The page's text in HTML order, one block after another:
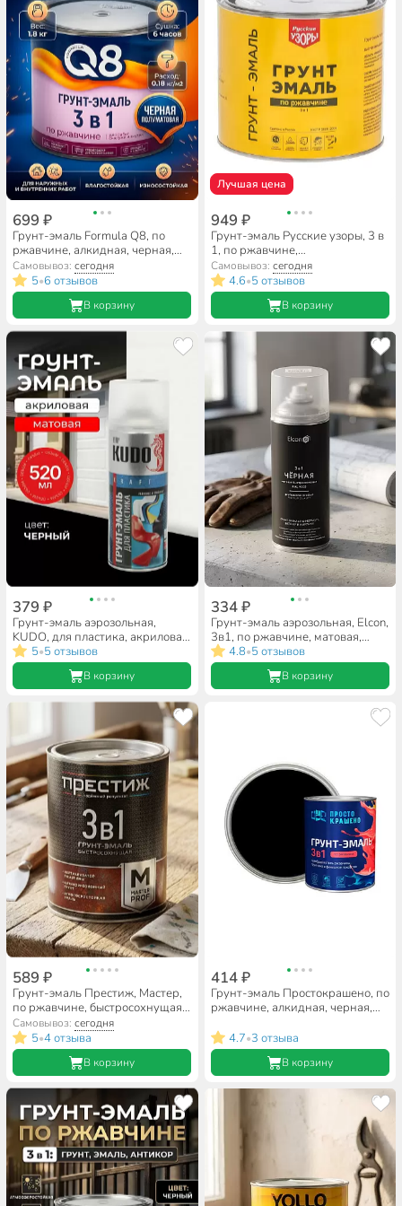
699 ₽
Грунт-эмаль Formula Q8, по
ржавчине, алкидная, черная,
1.8 кг
Самовывоз:сегодня
5•6 отзывов
В корзину
Лучшая цена
949 ₽
Грунт-эмаль Русские узоры, 3 в
1, по ржавчине,
быстросохнущая, алкидная,
черная, 1.9 кг
Самовывоз: сегодня
4.6•5 отзывов
В корзину
379 ₽
Грунт-эмаль аэрозольная,
KUDO, для пластика, акриловая,
матовая, черная, 520 мл
5•5 отзывов
В корзину
334 ₽
Грунт-эмаль аэрозольная, Elcon,
3в1, по ржавчине, матовая,
черная, RAL 9005, 520 мл
4.8•5 отзывов
В корзину
589 ₽
Грунт-эмаль Престиж, Мастер,
по ржавчине, быстросохнущая,
смоляная, черная, 0.9 кг
Самовывоз:сегодня
5•4 отзыва
В корзину
414 ₽
Грунт-эмаль Простокрашено, по
ржавчине, алкидная, черная,
4.7•3 отзыва
В корзину